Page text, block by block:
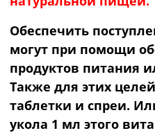
Обеспечить
могут при помощи
продуктов питания
Также для этих
таблетки и спреи.
укола 1 мл этого